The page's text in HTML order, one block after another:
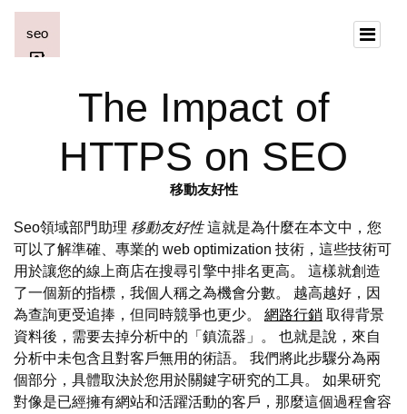
The Impact of
HTTPS on SEO
移動友好性
Seo領域部門助理 移動友好性這就是為什麼在本文中，您
可以了解準確、專業的 web optimization 技術，這些技術可
用於讓您的線上商店在搜尋引擎中排名更高。 這樣就創造
了一個新的指標，我個人稱之為機會分數。 越高越好，因
為查詢更受追捧，但同時競爭也更少。 網路行銷 取得背景
資料後，需要去掉分析中的「鎮流器」。 也就是說，來自
分析中未包含且對客戶無用的術語。 我們將此步驟分為兩
個部分，具體取決於您用於關鍵字研究的工具。 如果研究
對像是已經擁有網站和活躍活動的客戶，那麼這個過程會容